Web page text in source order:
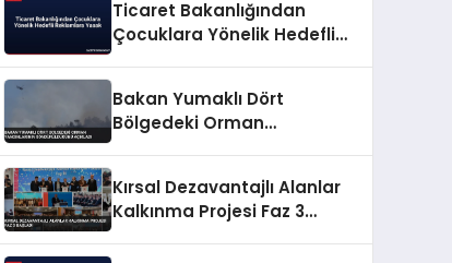
Ticaret Bakanlığından
Çocuklara Yönelik Hedefli
Bakan Yumaklı Dört
Bölgedeki Orman
Kırsal Dezavantajlı Alanlar
Kalkınma Projesi Faz 3